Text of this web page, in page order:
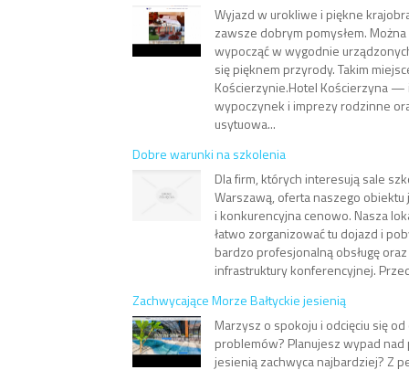
Wyjazd w urokliwe i piękne
zawsze dobrym pomysłem.
wypocząć w wygodnie
się pięknem przyrody. Takim
Kościerzynie.Hotel Kościerzyna —
wypoczynek i imprezy rodzinne
usytuowa...
Dobre warunki na szkolenia
Dla firm, których interesują sale
Warszawą, oferta naszego
i konkurencyjna cenowo. Nasza
łatwo zorganizować tu dojazd i
bardzo profesjonalną obsługę
infrastruktury konferencyjnej.
Zachwycające Morze Bałtyckie jesienią
Marzysz o spokoju i odcięciu się
problemów? Planujesz wypad
jesienią zachwyca najbardziej? Z